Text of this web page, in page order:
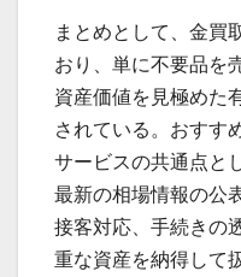
まとめとして、金買
おり、単に不要品を
資産価値を見極めた
されている。おすす
サービスの共通点と
最新の相場情報の公
接客対応、手続きの
重な資産を納得して